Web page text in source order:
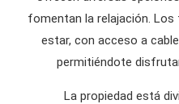
fomentan la relajación. Los
estar, con acceso a
permitiéndote
La propiedad está